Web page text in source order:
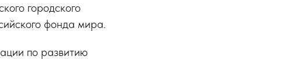
городского
фонда мира.
по развитию